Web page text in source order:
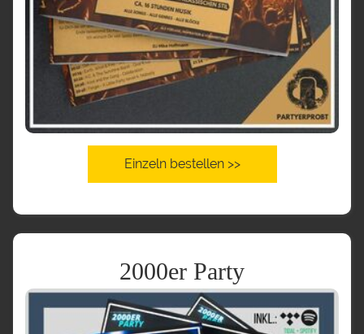
Einzeln bestellen >>
2000er Party